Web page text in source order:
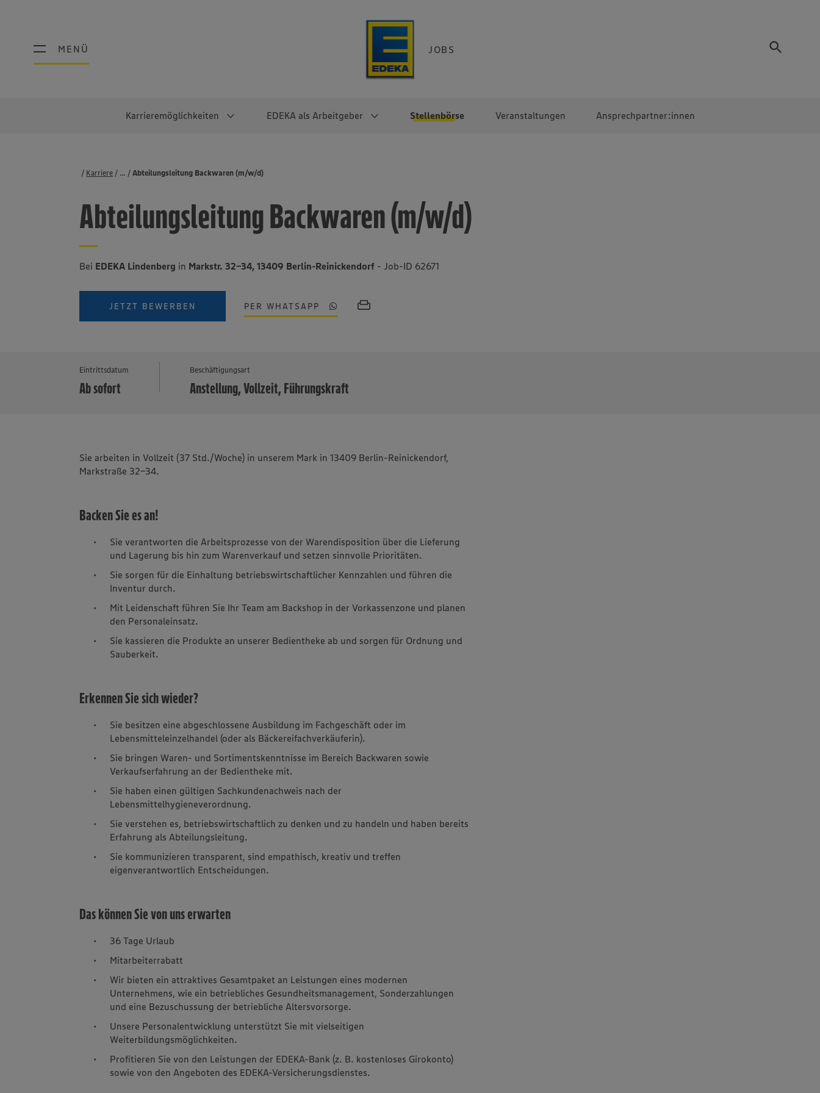
MENÜ JOBS
MENÜ
Karrieremöglichkeiten EDEKA als Arbeitgeber Stellenbörse Veranstaltungen Ansprechpartner:innen
Schülerpraktikum Abschlussarbeiten
Werkstudierendentätigkeit
Direkteinstieg
Noch Fragen?
Selbstständig mit EDEKA
Faires Gehalt
Diversität
Lebensmittelproduktion
Lager & Logistik
EDEKA Fruchtkontor
EDEKA-
Regionalgesellschaften
Karriere Stellenbörse
Abteilungsleitung Backwaren (m/w/d)
...
Abteilungsleitung Backwaren (m/w/d)
Bei EDEKA Lindenberg in Markstr. 32-34, 13409 Berlin-Reinickendorf - Job-ID 62671
JETZT BEWERBEN PER WHATSAPP
Eintrittsdatum
Ab sofort
Beschäftigungsart
Anstellung, Vollzeit, Führungskraft
Sie arbeiten in Vollzeit (37 Std./Woche) in unserem Mark in 13409 Berlin-Reinickendorf,
Markstraße 32-34.
Backen Sie es an!
Sie verantworten die Arbeitsprozesse von der Warendisposition über die Lieferung
und Lagerung bis hin zum Warenverkauf und setzen sinnvolle Prioritäten.
Sie sorgen für die Einhaltung betriebswirtschaftlicher Kennzahlen und führen die
Inventur durch.
Mit Leidenschaft führen Sie Ihr Team am Backshop in der Vorkassenzone und planen
den Personaleinsatz.
Sie kassieren die Produkte an unserer Bedientheke ab und sorgen für Ordnung und
Sauberkeit.
Erkennen Sie sich wieder?
Sie besitzen eine abgeschlossene Ausbildung im Fachgeschäft oder im
Lebensmitteleinzelhandel (oder als Bäckereifachverkäuferin).
Sie bringen Waren- und Sortimentskenntnisse im Bereich Backwaren sowie
Verkaufserfahrung an der Bedientheke mit.
Sie haben einen gültigen Sachkundenachweis nach der
Lebensmittelhygieneverordnung.
Sie verstehen es, betriebswirtschaftlich zu denken und zu handeln und haben bereits
Erfahrung als Abteilungsleitung.
Sie kommunizieren transparent, sind empathisch, kreativ und treffen
eigenverantwortlich Entscheidungen.
Das können Sie von uns erwarten
36 Tage Urlaub
Mitarbeiterrabatt
Wir bieten ein attraktives Gesamtpaket an Leistungen eines modernen
Unternehmens, wie ein betriebliches Gesundheitsmanagement, Sonderzahlungen
und eine Bezuschussung der betriebliche Altersvorsorge.
Unsere Personalentwicklung unterstützt Sie mit vielseitigen
Weiterbildungsmöglichkeiten.
Profitieren Sie von den Leistungen der EDEKA-Bank (z. B. kostenloses Girokonto)
sowie von den Angeboten des EDEKA-Versicherungsdienstes.